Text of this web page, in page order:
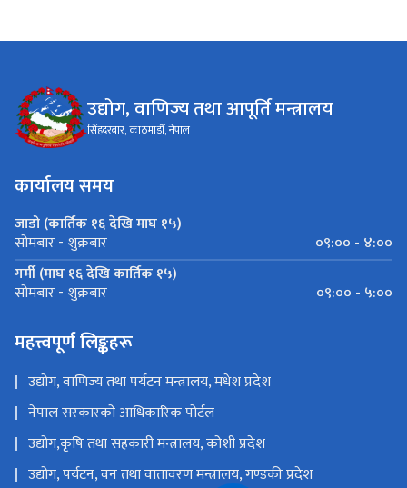
उद्योग, वाणिज्य तथा आपूर्ति मन्त्रालय
सिंहदरबार, काठमाडौँ, नेपाल
कार्यालय समय
जाडो (कार्तिक १६ देखि माघ १५)
सोमबार - शुक्रबार
०९:०० - ४:००
गर्मी (माघ १६ देखि कार्तिक १५)
सोमबार - शुक्रबार ०९:०० - ५:००
महत्त्वपूर्ण लिङ्कहरू
उद्योग, वाणिज्य तथा पर्यटन मन्त्रालय, मधेश प्रदेश
नेपाल सरकारको आधिकारिक पोर्टल
उद्योग,कृषि तथा सहकारी मन्त्रालय, कोशी प्रदेश
उद्योग, पर्यटन, वन तथा वातावरण मन्त्रालय, गण्डकी प्रदेश